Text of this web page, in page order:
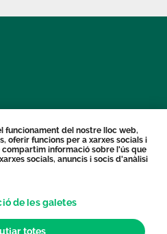
funcionament del nostre lloc web,
oferir funcions per a xarxes socials i
informació sobre l'ús que
socials, anuncis i socis d'anàlisi
de les galetes
totes